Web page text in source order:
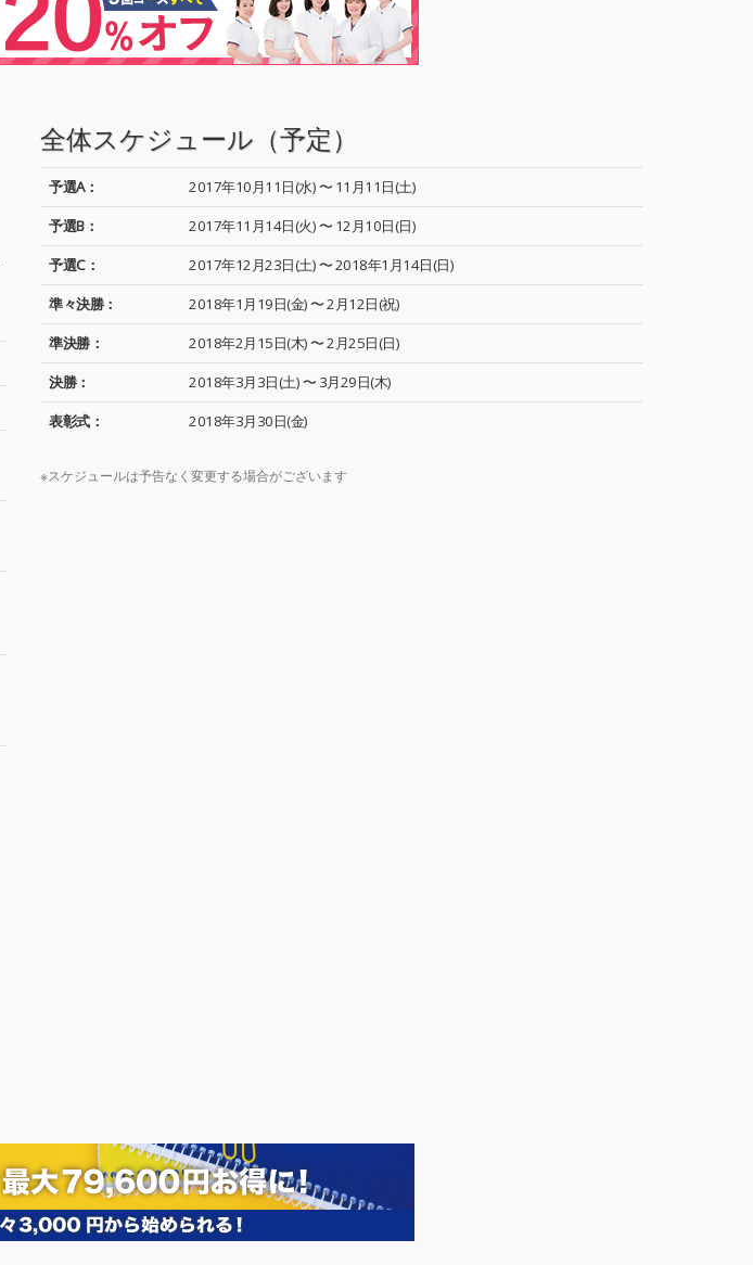
全体スケジュール（予定）
予選A：
2017年10月11日(水) 〜 11月11日(土)
予選B：
2017年11月14日(火) 〜 12月10日(日)
予選C：
2017年12月23日(土) 〜 2018年1月14日(日)
準々決勝：
2018年1月19日(金) 〜 2月12日(祝)
準決勝：
2018年2月15日(木) 〜 2月25日(日)
決勝：
2018年3月3日(土) 〜 3月29日(木)
表彰式：
2018年3月30日(金)
※スケジュールは予告なく変更する場合がございます